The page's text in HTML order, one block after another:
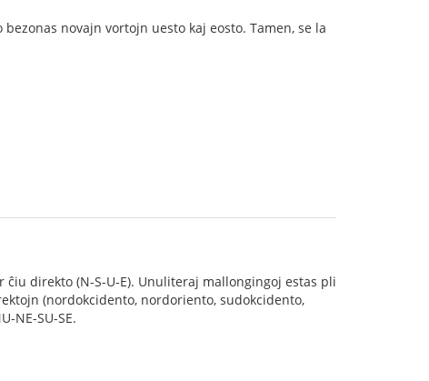
novajn vortojn uesto kaj eosto. Tamen, se la
direkto (N-S-U-E). Unuliteraj mallongingoj estas pli
(nordokcidento, nordoriento, sudokcidento,
NE-SU-SE.